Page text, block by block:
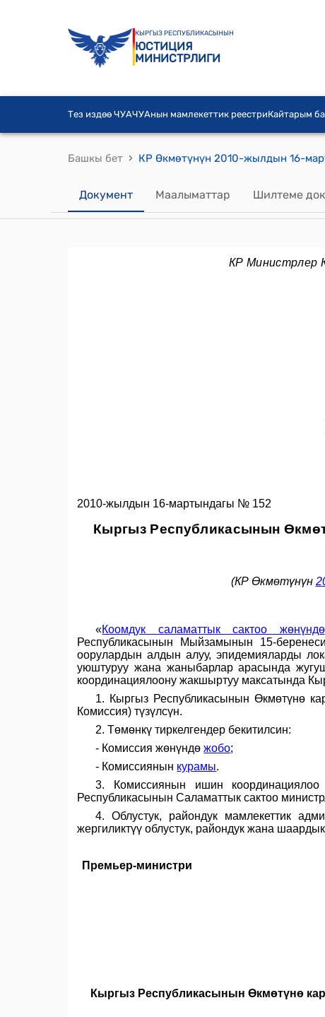
КЫРГЫЗ РЕСПУБЛИКАСЫНЫН
ЮСТИЦИЯ
МИНИСТРЛИГИ
Тез издөө ЧУАЧУАнын мамлекеттик реестриКайтарым
Башкы бет ›
Документ Маалыматтар Шилтеме